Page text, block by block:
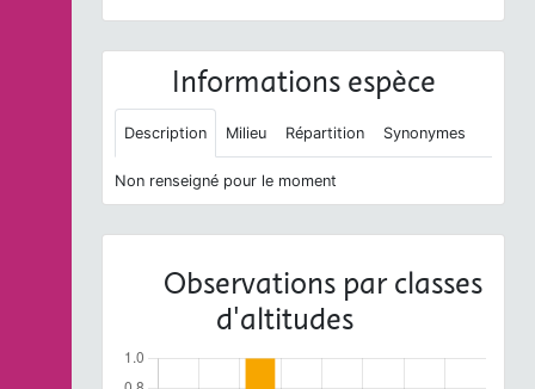
Informations espèce
Description Milieu Répartition Synonymes
Non renseigné pour le moment
Observations par classes
d'altitudes